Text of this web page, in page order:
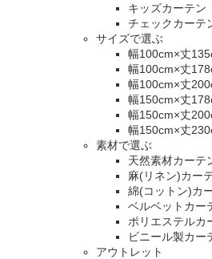
キッズカーテン
チェックカーテ
サイズで選ぶ
幅100cm×丈
幅100cm×丈
幅100cm×丈
幅150cm×丈
幅150cm×丈
幅150cm×丈
素材で選ぶ
天然素材カーテ
麻(リネン)カー
綿(コットン)カ
ベルベットカー
ポリエステルカ
ビニール製カー
アウトレット